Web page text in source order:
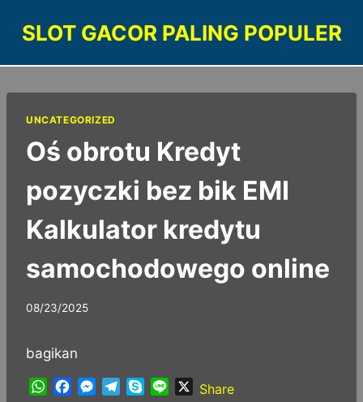
SLOT GACOR PALING POPULER
UNCATEGORIZED
Oś obrotu Kredyt
pozyczki bez bik EMI
Kalkulator kredytu
samochodowego online
08/23/2025
bagikan
W
M
XShare